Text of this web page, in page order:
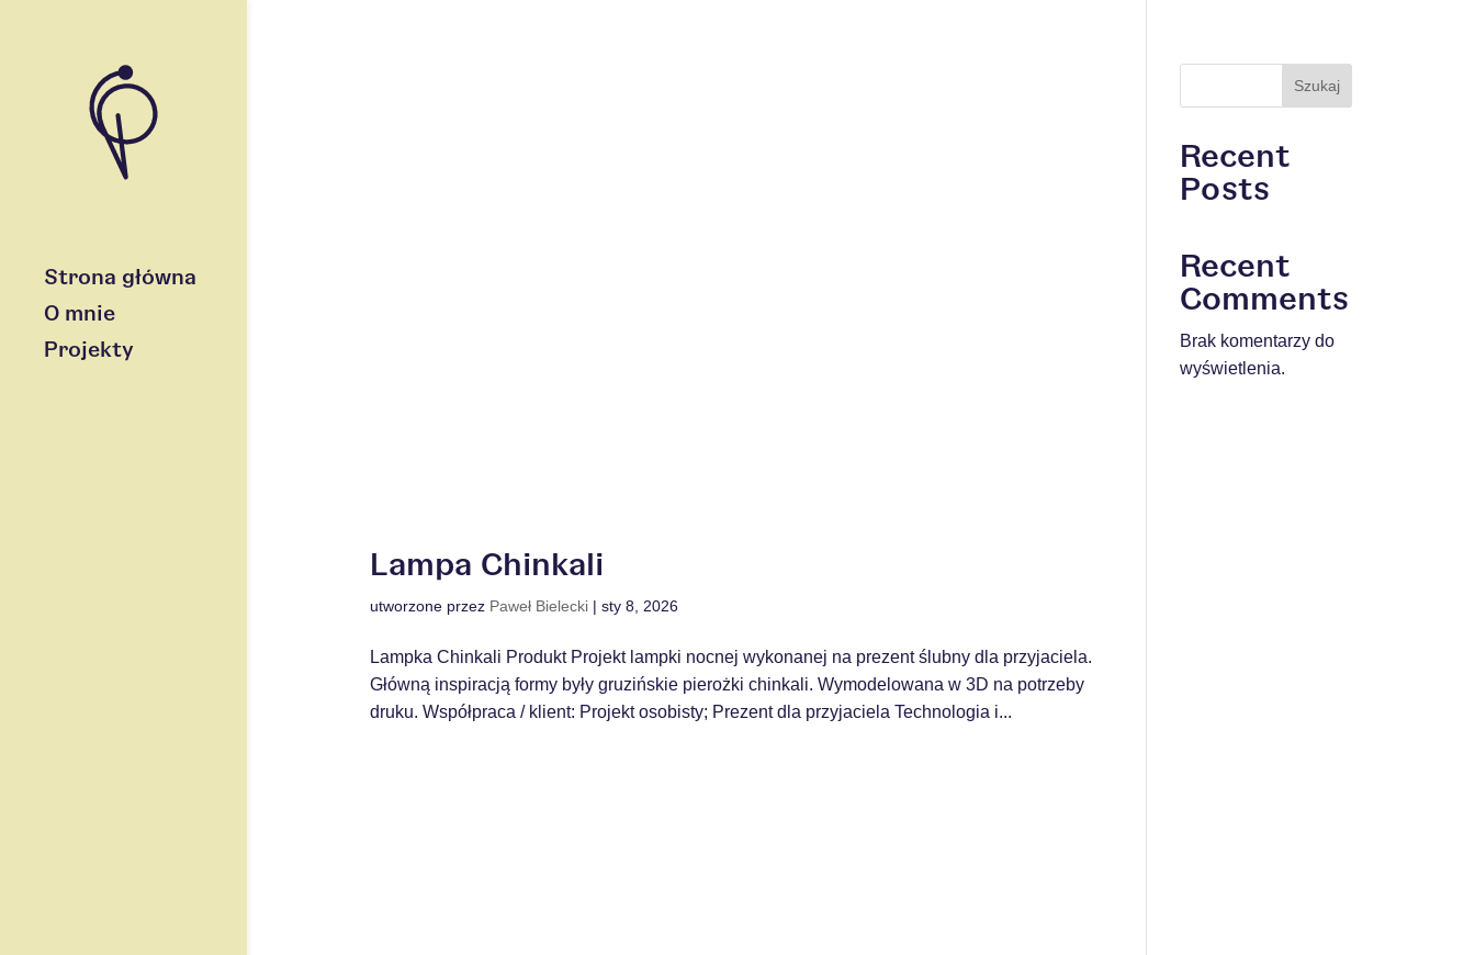
Strona główna
O mnie
Projekty
Lampa Chinkali
utworzone przez Paweł Bielecki| sty 8, 2026
Lampka Chinkali Produkt Projekt lampki nocnej wykonanej na prezent ślubny dla przyjaciela.
Główną inspiracją formy były gruzińskie pierożki chinkali. Wymodelowana w 3D na potrzeby
druku. Współpraca / klient: Projekt osobisty; Prezent dla przyjaciela Technologia i...
Szukaj
Recent
Posts
Recent
Comments
Brak komentarzy do
wyświetlenia.